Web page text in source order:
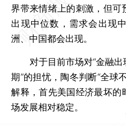
界带来情绪上的刺激，但可
出现中位数，需求会出现
洲、中国都会出现。
对于目前市场对“金融出
期”的担忧，陶冬判断“全球
解释，首先美国经济最坏的
场发展相对稳定。